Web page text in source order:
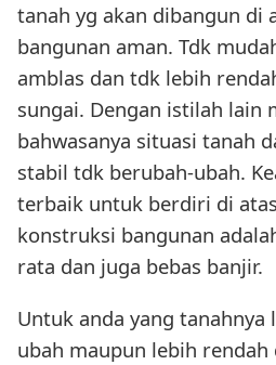
tanah yg akan dibangun di
bangunan aman. Tdk
amblas dan tdk lebih
sungai. Dengan istilah lain
bahwasanya situasi tanah
stabil tdk berubah-ubah.
terbaik untuk berdiri di
konstruksi bangunan
rata dan juga bebas banjir.
Untuk anda yang
ubah maupun lebih